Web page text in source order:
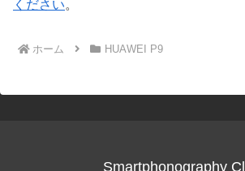
ください。
ホーム HUAWEI P9
Smartphonography